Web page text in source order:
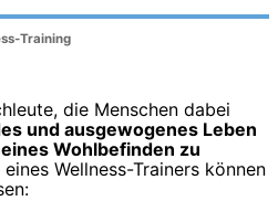
Training
die Menschen dabei
und ausgewogenes Leben
Wohlbefinden zu
Wellness-Trainers können